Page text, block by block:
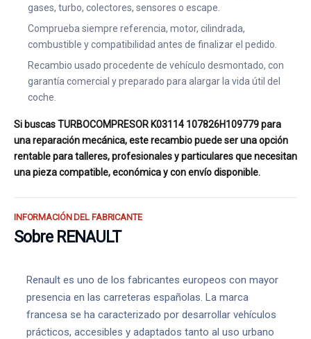
gases, turbo, colectores, sensores o escape.
Comprueba siempre referencia, motor, cilindrada,
combustible y compatibilidad antes de finalizar el pedido.
Recambio usado procedente de vehículo desmontado, con
garantía comercial y preparado para alargar la vida útil del
coche.
Si buscas TURBOCOMPRESOR K03114 107826H109779 para
una reparación mecánica, este recambio puede ser una opción
rentable para talleres, profesionales y particulares que necesitan
una pieza compatible, económica y con envío disponible.
INFORMACIÓN DEL FABRICANTE
Sobre RENAULT
Renault es uno de los fabricantes europeos con mayor
presencia en las carreteras españolas. La marca
francesa se ha caracterizado por desarrollar vehículos
prácticos, accesibles y adaptados tanto al uso urbano